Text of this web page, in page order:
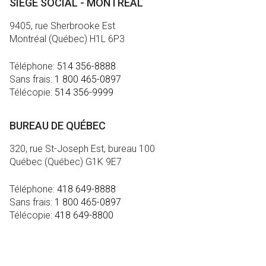
SIÈGE SOCIAL - MONTRÉAL
9405, rue Sherbrooke Est
Montréal (Québec) H1L 6P3
Téléphone: 514 356-8888
Sans frais: 1 800 465-0897
Télécopie: 514 356-9999
BUREAU DE QUÉBEC
320, rue St-Joseph Est, bureau 100
Québec (Québec) G1K 9E7
Téléphone: 418 649-8888
Sans frais: 1 800 465-0897
Télécopie: 418 649-8800